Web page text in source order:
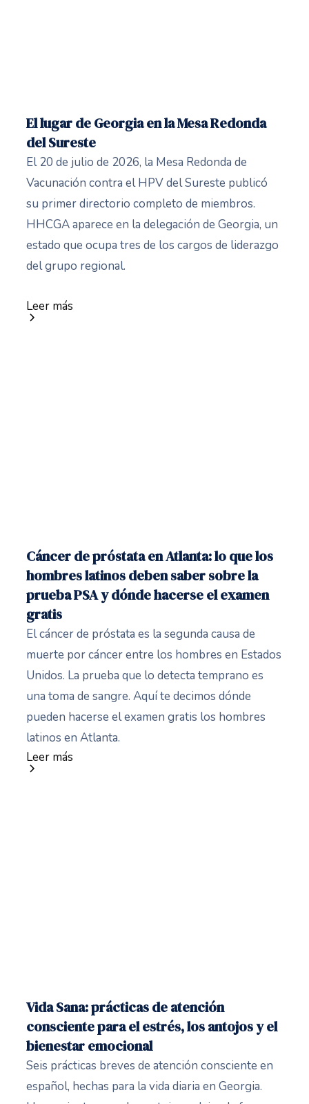
El lugar de Georgia en la Mesa Redonda
del Sureste
El 20 de julio de 2026, la Mesa Redonda de
Vacunación contra el HPV del Sureste publicó
su primer directorio completo de miembros.
HHCGA aparece en la delegación de Georgia, un
estado que ocupa tres de los cargos de liderazgo
del grupo regional.
Leer más
Cáncer de próstata en Atlanta: lo que los
hombres latinos deben saber sobre la
prueba PSA y dónde hacerse el examen
gratis
El cáncer de próstata es la segunda causa de
muerte por cáncer entre los hombres en Estados
Unidos. La prueba que lo detecta temprano es
una toma de sangre. Aquí te decimos dónde
pueden hacerse el examen gratis los hombres
latinos en Atlanta.
Leer más
Vida Sana: prácticas de atención
consciente para el estrés, los antojos y el
bienestar emocional
Seis prácticas breves de atención consciente en
español, hechas para la vida diaria en Georgia.